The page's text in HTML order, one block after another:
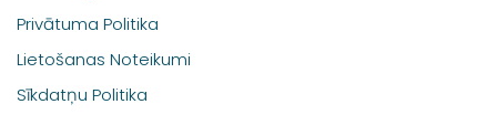
Privātuma Politika
Lietošanas Noteikumi
Sīkdatņu Politika